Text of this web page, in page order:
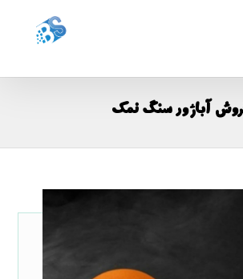
آباژور سنگ نمک